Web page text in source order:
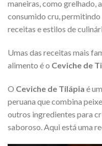
maneiras, como grelhado,
consumido cru, permitindo
receitas e estilos de
Umas das receitas mais
alimento é o Ceviche de
O Ceviche de Tilápia é
peruana que combina
outros ingredientes para
saboroso. Aqui está uma